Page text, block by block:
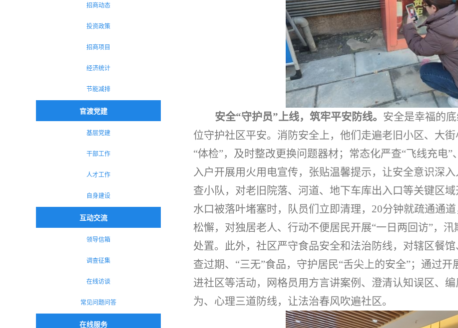
招商动态
投资政策
招商项目
经济统计
节能减排
官渡党建
基层党建
干部工作
人才工作
自身建设
互动交流
领导信箱
调查征集
在线访谈
常见问题问答
在线服务
安全“守护员”上线，筑牢平安防线。 安全是幸福的
位守护社区平安。消防安全上，他们走遍老旧小区、大
“体检”，及时整改更换问题器材；常态化严查“飞线充电
入户开展用火用电宣传，张贴温馨提示，让安全意识深
查小队，对老旧院落、河道、地下车库出入口等关键区域
水口被落叶堵塞时，队员们立即清理， 20分钟就疏通通道
松懈，对独居老人、行动不便居民开展“一日两回访”，汛
处置。 此外，社区严守食品安全和法治防线，对辖区餐
查过期、“三无”食品，守护居民“舌尖上的安全”；通过
进社区等活动，网格员用方言讲案例、澄清认知误区、
为、心理三道防线，让法治春风吹遍社区。